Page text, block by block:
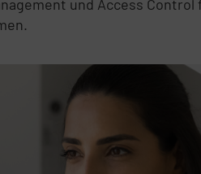
und Access